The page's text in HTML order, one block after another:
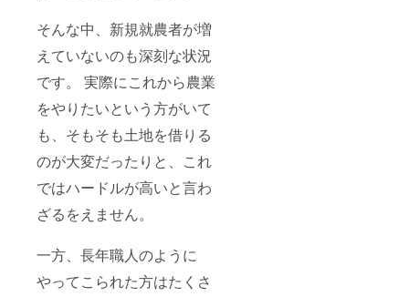
そんな中、新規就農者が増
えていないのも深刻な状況
です。 実際にこれから農業
をやりたいという方がいて
も、そもそも土地を借りる
のが大変だったりと、これ
ではハードルが高いと言わ
ざるをえません。
一方、長年職人のように
やってこられた方はたくさ